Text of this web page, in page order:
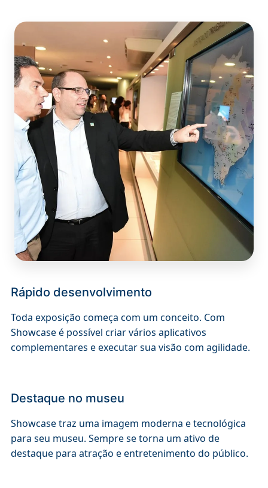
Rápido desenvolvimento
Toda exposição começa com um conceito. Com
Showcase é possível criar vários aplicativos
complementares e executar sua visão com agilidade.
Destaque no museu
Showcase traz uma imagem moderna e tecnológica
para seu museu. Sempre se torna um ativo de
destaque para atração e entretenimento do público.